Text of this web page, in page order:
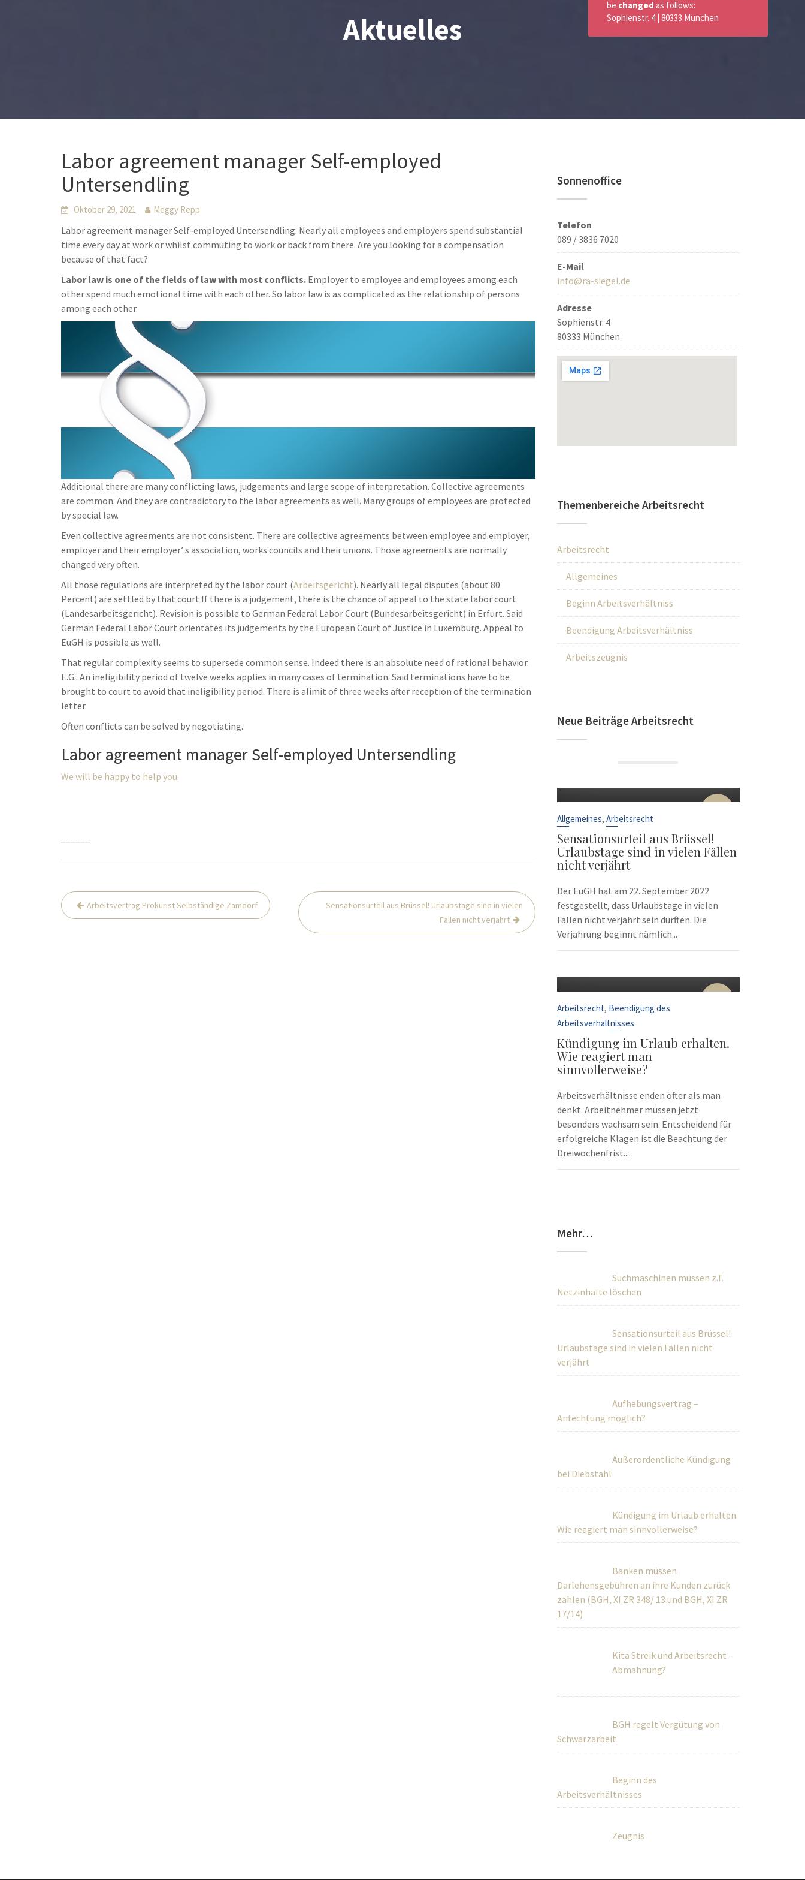
Aktuelles
Labor agreement manager Self-employed
Untersendling
Oktober 29, 2021 Meggy Repp
Labor agreement manager Self-employed Untersendling: Nearly all employees and employers spend substantial
time every day at work or whilst commuting to work or back from there. Are you looking for a compensation
because of that fact?
Labor law is one of the fields of law with most conflicts. Employer to employee and employees among each
other spend much emotional time with each other. So labor law is as complicated as the relationship of persons
among each other.
Additional there are many conflicting laws, judgements and large scope of interpretation. Collective agreements
are common. And they are contradictory to the labor agreements as well. Many groups of employees are protected
by special law.
Even collective agreements are not consistent. There are collective agreements between employee and employer,
employer and their employer’ s association, works councils and their unions. Those agreements are normally
changed very often.
All those regulations are interpreted by the labor court (Arbeitsgericht). Nearly all legal disputes (about 80
Percent) are settled by that court If there is a judgement, there is the chance of appeal to the state labor court
(Landesarbeitsgericht). Revision is possible to German Federal Labor Court (Bundesarbeitsgericht) in Erfurt. Said
German Federal Labor Court orientates its judgements by the European Court of Justice in Luxemburg. Appeal to
EuGH is possible as well.
That regular complexity seems to supersede common sense. Indeed there is an absolute need of rational behavior.
E.G.: An ineligibility period of twelve weeks applies in many cases of termination. Said terminations have to be
brought to court to avoid that ineligibility period. There is alimit of three weeks after reception of the termination
letter.
Often conflicts can be solved by negotiating.
Labor agreement manager Self-employed Untersendling
We will be happy to help you.
Beitrags-
Navigation
Arbeitsvertrag Prokurist Selbständige Zamdorf
Sensationsurteil aus Brüssel! Urlaubstage sind in vielen
Fällen nicht verjährt
Sonnenoffice
Telefon
089 / 3836 7020
E-Mail
info@ra-siegel.de
Adresse
Sophienstr. 4
80333 München
Themenbereiche Arbeitsrecht
Arbeitsrecht
Allgemeines
Beginn Arbeitsverhältniss
Beendigung Arbeitsverhältniss
Arbeitszeugnis
Neue Beiträge Arbeitsrecht
22
Allgemeines,Arbeitsrecht
Sensationsurteil aus Brüssel!
Urlaubstage sind in vielen Fällen
nicht verjährt
Der EuGH hat am 22. September 2022
festgestellt, dass Urlaubstage in vielen
Fällen nicht verjährt sein dürften. Die
Verjährung beginnt nämlich...
10
Arbeitsrecht, Beendigung des
Arbeitsverhältnisses
Kündigung im Urlaub erhalten.
Wie reagiert man
sinnvollerweise?
Arbeitsverhältnisse enden öfter als man
denkt. Arbeitnehmer müssen jetzt
besonders wachsam sein. Entscheidend für
erfolgreiche Klagen ist die Beachtung der
Dreiwochenfrist....
Mehr…
Suchmaschinen müssen z.T.
Netzinhalte löschen
Sensationsurteil aus Brüssel!
Urlaubstage sind in vielen Fällen nicht
verjährt
Aufhebungsvertrag –
Anfechtung möglich?
Außerordentliche Kündigung
bei Diebstahl
Kündigung im Urlaub erhalten.
Wie reagiert man sinnvollerweise?
Banken müssen
Darlehensgebühren an ihre Kunden zurück
zahlen (BGH, XI ZR 348/ 13 und BGH, XI ZR
17/14)
Kita Streik und Arbeitsrecht –
Schwarzarbeit
Arbeitsverhältnisses
be changed as follows:
Sophienstr. 4 | 80333 München